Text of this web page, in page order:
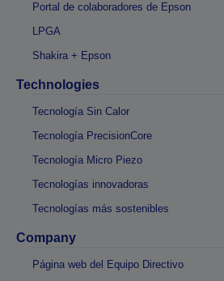
Portal de colaboradores de Epson
LPGA
Shakira + Epson
Technologies
Tecnología Sin Calor
Tecnología PrecisionCore
Tecnología Micro Piezo
Tecnologías innovadoras
Tecnologías más sostenibles
Company
Página web del Equipo Directivo